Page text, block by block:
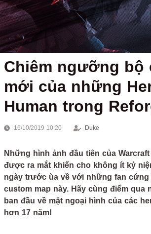
Chiêm ngưỡng bộ
mới của những
Human trong
16/10/2019 10:20 Duke
Những hình ảnh đầu tiên của
được ra mắt khiến cho không ít kỷ
ngày trước ùa về với những fan cứng
custom map này. Hãy cùng điểm qua
ban đầu về mặt ngoại hình của các
hơn 17 năm!